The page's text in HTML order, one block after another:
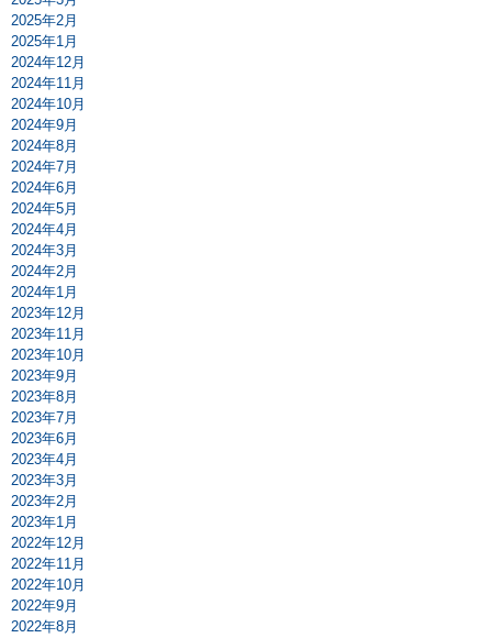
2025年2月
2025年1月
2024年12月
2024年11月
2024年10月
2024年9月
2024年8月
2024年7月
2024年6月
2024年5月
2024年4月
2024年3月
2024年2月
2024年1月
2023年12月
2023年11月
2023年10月
2023年9月
2023年8月
2023年7月
2023年6月
2023年4月
2023年3月
2023年2月
2023年1月
2022年12月
2022年11月
2022年10月
2022年9月
2022年8月